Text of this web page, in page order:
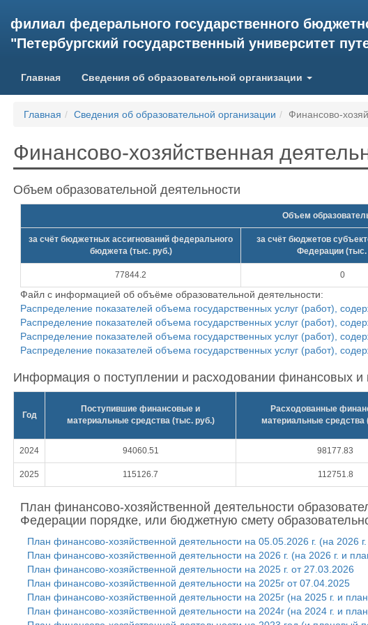
филиал федерального государственного
"Петербургский государственный университет
Главная Сведения об образовательной организации
Главная Сведения об образовательной организации Финансово-
Финансово-хозяйственная
Объем образовательной деятельности
Объем
за счёт бюджетных ассигнований федерального
бюджета (тыс. руб.)
за счёт бюджетов
Федерации (тыс.
77844.2 0
Файл с информацией об объёме образовательной деятельности:
Распределение показателей объема государственных услуг (работ),
Распределение показателей объема государственных услуг (работ),
Распределение показателей объема государственных услуг (работ),
Распределение показателей объема государственных услуг (работ),
Информация о поступлении и расходовании финансовых и
Год
Поступившие финансовые и
материальные средства (тыс. руб.)
Расходованные
материальные средства
2024 94060.51 98177.83
2025 115126.7 112751.8
План финансово-хозяйственной деятельности
Федерации порядке, или бюджетную смету
План финансово-хозяйственной деятельности на 05.05.2026 г. (на 2026
План финансово-хозяйственной деятельности на 2026 г. (на 2026 г. и
План финансово-хозяйственной деятельности на 2025 г. от 27.03.2026
План финансово-хозяйственной деятельности на 2025г от 07.04.2025
План финансово-хозяйственной деятельности на 2025г (на 2025 г. и
План финансово-хозяйственной деятельности на 2024г (на 2024 г. и